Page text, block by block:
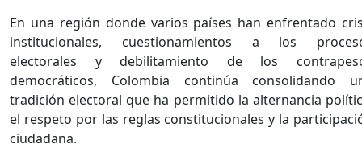
En una región donde varios países han enfrentado
institucionales, cuestionamientos a los
electorales y debilitamiento de los
democráticos, Colombia continúa consolidando
tradición electoral que ha permitido la alternancia
el respeto por las reglas constitucionales y la
ciudadana.